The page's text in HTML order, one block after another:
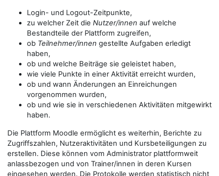
Login- und Logout-Zeitpunkte,
zu welcher Zeit die Nutzer/innen auf welche
Bestandteile der Plattform zugreifen,
ob Teilnehmer/innen gestellte Aufgaben erledigt
haben,
ob und welche Beiträge sie geleistet haben,
wie viele Punkte in einer Aktivität erreicht wurden,
ob und wann Änderungen an Einreichungen
vorgenommen wurden,
ob und wie sie in verschiedenen Aktivitäten mitgewirkt
haben.
Die Plattform Moodle ermöglicht es weiterhin, Berichte zu
Zugriffszahlen, Nutzeraktivitäten und Kursbeteiligungen zu
erstellen. Diese können vom Administrator plattformweit
anlassbezogen und von Trainer/innen in deren Kursen
eingesehen werden. Die Protokolle werden statistisch nicht